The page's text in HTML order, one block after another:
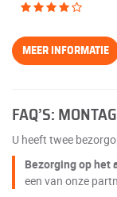
MEER INFORMATIE
FAQ’S:
U heeft twee
Bezorging op het
een van onze